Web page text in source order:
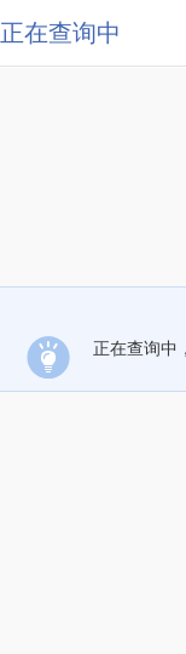
正在查询中
正在查询中